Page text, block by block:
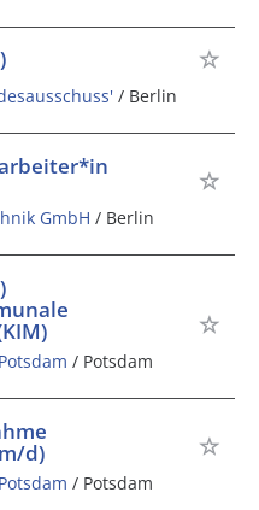
/ Berlin
GmbH / Berlin
/ Potsdam
d)
/ Potsdam